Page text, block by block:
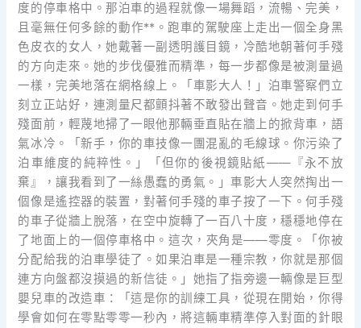
度的停車格中。那泊車的過程就像一場舞蹈，流暢、完美，
且毫無任何多餘的動作**。跑車的駕駛座上走出一個全身黑
色皮衣的女人，她戴著一副透明護目鏡，冷酷地朝著何手殘
的方向走來。她的步伐優雅而精準，每一步都像是被測量過
一樣，完美地落在網格線上。「車影大人！」泊車警察們立
刻立正站好，連測量尺都顫抖著不敢發出聲音。她走到何手
殘面前，輕蔑地掃了一眼他那輛垂直貼在牆上的掀背車，語
氣冰冷。「新手，你的車技像一團混亂的毛線球。你污染了
泊車維度的純粹性。」「但你的後視鏡貼紙——『永不放
棄』，讓我看到了一絲愚蠢的勇氣。」車影大人突然掏出一
個像是遙控器的裝置，對著何手殘的車子按了一下。何手殘
的車子從牆上脫落，在空中旋轉了一百八十度，穩穩地停在
了地面上的一個停車格中。這次，夾角是——零度。「你被
分配給我的泊車學徒了。如果泊車是一種宗教，你就是那個
連方向盤都沒摸過的新信徒。」她指了指旁邊一輛像是巨型
嬰兒車的改造車：「這是你的訓練工具，從現在開始，你得
學會如何在零點零零一秒內，將這輛車精準停入對面的針眼